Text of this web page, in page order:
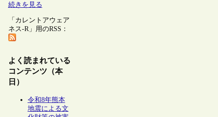
続きを見る
「カレントアウェア
ネス-R」用のRSS：
よく読まれている
コンテンツ（本
日）
令和8年熊本
地震による文